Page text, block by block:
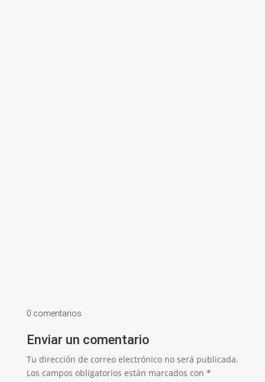
0 comentarios
Enviar un comentario
Tu dirección de correo electrónico no será publicada.
Los campos obligatorios están marcados con *